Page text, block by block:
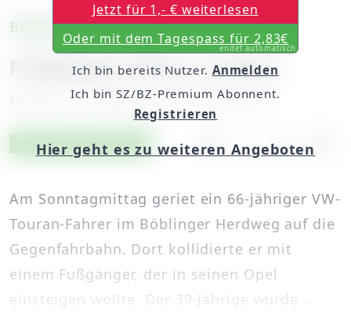
Böblingen: Herdweg
Fußgängerschwer verletzt
Montag, 12. September 2011, 00:00 Uhr
Artikel vorlesen
Exklusiv für Abonnenten
Am Sonntagmittag geriet ein 66-jähriger VW-
Touran-Fahrer im Böblinger Herdweg auf die
Gegenfahrbahn. Dort kollidierte er mit
einem Fußgänger, der in seinen Opel
einsteigen wollte. Der 39-Jährige wurde ...
Jetzt für 1,- € weiterlesen
Oder mit dem Tagespass für 2,83€
endet automatisch
Ich bin bereits Nutzer. Anmelden
Ich bin SZ/BZ-Premium Abonnent.
Registrieren
Hier geht es zu weiteren Angeboten